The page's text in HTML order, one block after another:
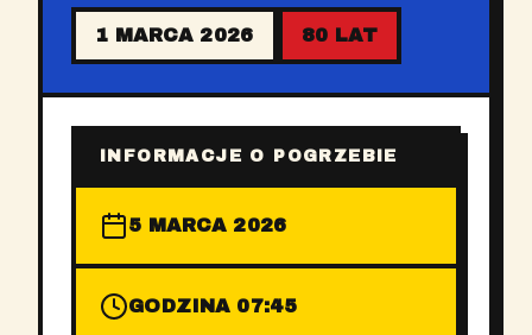
1 MARCA 2026 80 LAT
INFORMACJE O POGRZEBIE
5 MARCA 2026
GODZINA 07:45